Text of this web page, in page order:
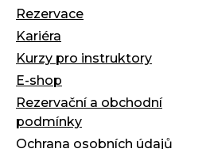
Rezervace
Kariéra
Kurzy pro instruktory
E-shop
Rezervační a obchodní
podmínky
Ochrana osobních údajů